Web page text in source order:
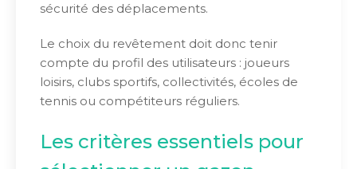
sécurité des déplacements.
Le choix du revêtement doit donc tenir
compte du profil des utilisateurs : joueurs
loisirs, clubs sportifs, collectivités, écoles de
tennis ou compétiteurs réguliers.
Les critères essentiels pour